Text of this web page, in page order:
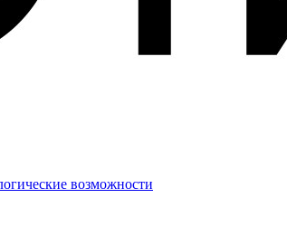
возможности